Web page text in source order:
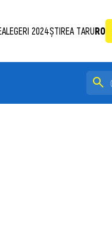
ALEGERI 2024ȘTIREA TARURO